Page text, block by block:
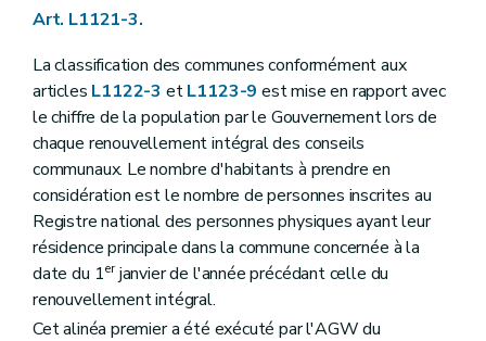
Art. L1126-2
Art. L1126-3
Art. L1126-5
Titre III Actes des autorités communales
Chapitre premier Disposition générale
Art. L1131-1
Chapitre II Rédaction des actes
Art. L1132-1
Art. L1132-2
Art. L1132-3
Art. L1132-4
Art. L1132-5
Chapitre III Publication des actes
Art. L1133-1
Art. L1133-2
Art. L1121-3.
La classification des communes conformément aux
articles L1122-3 etL1123-9 est mise en rapport avec
le chiffre de la population par le Gouvernement lors de
chaque renouvellement intégral des conseils
communaux. Le nombre d'habitants à prendre en
considération est le nombre de personnes inscrites au
Registre national des personnes physiques ayant leur
résidence principale dans la commune concernée à la
date du 1erjanvier de l'année précédant celle du
renouvellement intégral.
Cet alinéa premier a été exécuté par l'AGW du